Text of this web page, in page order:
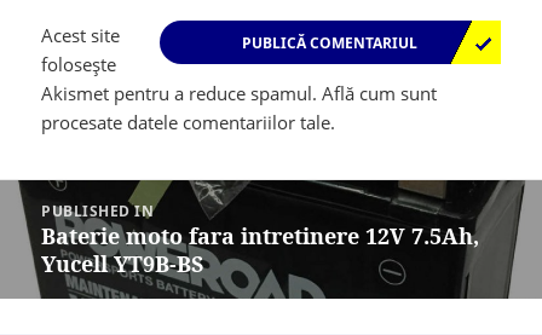
Acest site
folosește
Akismet pentru a reduce spamul.Află cum sunt
procesate datele comentariilor tale.
Navigare
articole
PUBLISHED IN
Baterie moto fara intretinere 12V 7.5Ah,
Yucell YT9B-BS